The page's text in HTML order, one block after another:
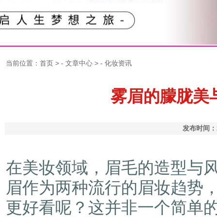
当前位置： 首页 > - 文章中心 > - 化妆资讯
雾眉的朦胧美
发布时间
在美妆领域，眉毛的造型与
眉作为两种流行的眉妆趋势
更好看呢？这并非一个简单